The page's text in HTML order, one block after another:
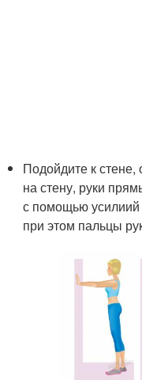
Подойдите к стене,
на стену, руки
с помощью усилиий
при этом пальцы